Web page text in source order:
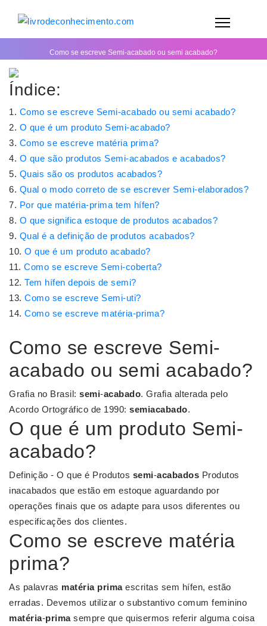
Como se escreve Semi-acabado ou semi acabado?
Índice:
Como se escreve Semi-acabado ou semi acabado?
O que é um produto Semi-acabado?
Como se escreve matéria prima?
O que são produtos Semi-acabados e acabados?
Quais são os produtos acabados?
Qual o modo correto de se escrever Semi-elaborados?
Por que matéria-prima tem hífen?
O que significa estoque de produtos acabados?
Qual é a definição de produtos acabados?
O que é um produto acabado?
Como se escreve Semi-coberta?
Tem hífen depois de semi?
Como se escreve Semi-uti?
Como se escreve matéria-prima?
Como se escreve Semi-
acabado ou semi acabado?
Grafia no Brasil: semi-acabado. Grafia alterada pelo
Acordo Ortográfico de 1990: semiacabado.
O que é um produto Semi-
acabado?
Definição - O que é Produtos semi-acabados Produtos
inacabados que estão em estoque aguardando por
operações finais que os adapte para usos diferentes ou
especificações dos clientes.
Como se escreve matéria
prima?
As palavras matéria primaescritas sem hífen, estão
erradas. Devemos utilizar o substantivo comum feminino
matéria-primasempre que quisermos referir alguma coisa